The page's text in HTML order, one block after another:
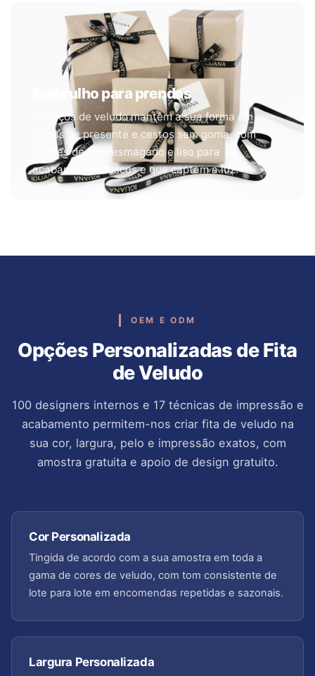
Embrulho para prendas
Os laços de veludo mantêm a sua forma em
caixas de presente e cestos sem goma, com
opções de pelo esmagado e liso para
acabamentos foscos e que captam a luz.
OEM E ODM
Opções Personalizadas de Fita
de Veludo
100 designers internos e 17 técnicas de impressão e
acabamento permitem-nos criar fita de veludo na
sua cor, largura, pelo e impressão exatos, com
amostra gratuita e apoio de design gratuito.
Cor Personalizada
Tingida de acordo com a sua amostra em toda a
gama de cores de veludo, com tom consistente de
lote para lote em encomendas repetidas e sazonais.
Largura Personalizada